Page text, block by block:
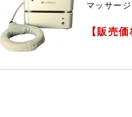
マッサー
【販売